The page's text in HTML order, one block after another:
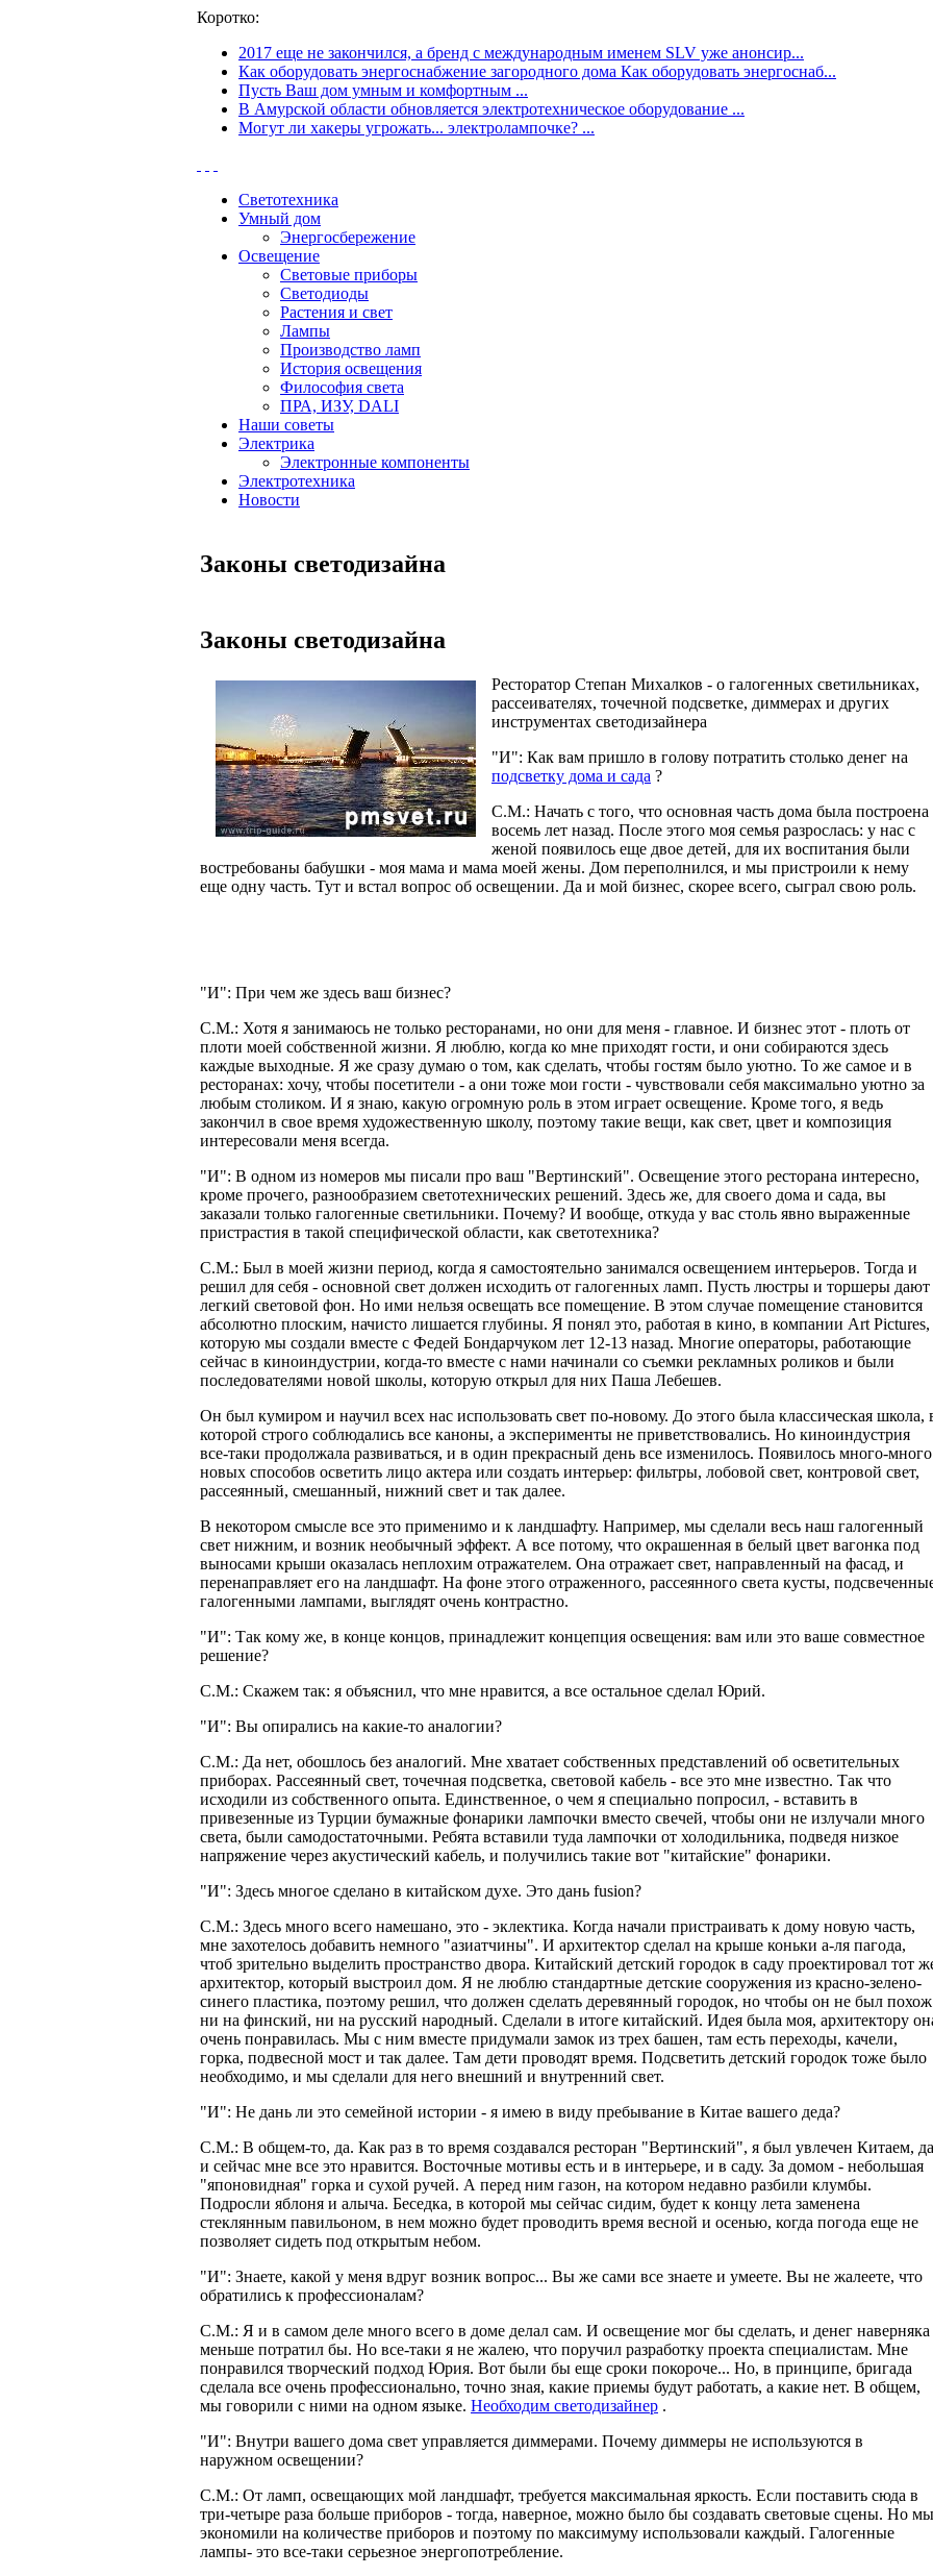
Коротко:
2017 еще не закончился, а бренд с международным именем SLV уже анонсир...
Как оборудовать энергоснабжение загородного дома Как оборудовать энергоснаб...
Пусть Ваш дом умным и комфортным ...
В Амурской области обновляется электротехническое оборудование ...
Могут ли хакеры угрожать... электролампочке? ...
Светотехника
Умный дом
Энергосбережение
Освещение
Световые приборы
Светодиоды
Растения и свет
Лампы
Производство ламп
История освещения
Философия света
ПРА, ИЗУ, DALI
Наши советы
Электрика
Электронные компоненты
Электротехника
Новости
Законы светодизайна
Законы светодизайна
Ресторатор Степан Михалков - о галогенных светильниках,
рассеивателях, точечной подсветке, диммерах и других
инструментах светодизайнера
"И": Как вам пришло в голову потратить столько денег на
подсветку дома и сада ?
С.М.: Начать с того, что основная часть дома была построена
восемь лет назад. После этого моя семья разрослась: у нас с
женой появилось еще двое детей, для их воспитания были
востребованы бабушки - моя мама и мама моей жены. Дом переполнился, и мы пристроили к нему
еще одну часть. Тут и встал вопрос об освещении. Да и мой бизнес, скорее всего, сыграл свою роль.
"И": При чем же здесь ваш бизнес?
С.М.: Хотя я занимаюсь не только ресторанами, но они для меня - главное. И бизнес этот - плоть от
плоти моей собственной жизни. Я люблю, когда ко мне приходят гости, и они собираются здесь
каждые выходные. Я же сразу думаю о том, как сделать, чтобы гостям было уютно. То же самое и в
ресторанах: хочу, чтобы посетители - а они тоже мои гости - чувствовали себя максимально уютно за
любым столиком. И я знаю, какую огромную роль в этом играет освещение. Кроме того, я ведь
закончил в свое время художественную школу, поэтому такие вещи, как свет, цвет и композиция
интересовали меня всегда.
"И": В одном из номеров мы писали про ваш "Вертинский". Освещение этого ресторана интересно,
кроме прочего, разнообразием светотехнических решений. Здесь же, для своего дома и сада, вы
заказали только галогенные светильники. Почему? И вообще, откуда у вас столь явно выраженные
пристрастия в такой специфической области, как светотехника?
С.М.: Был в моей жизни период, когда я самостоятельно занимался освещением интерьеров. Тогда и
решил для себя - основной свет должен исходить от галогенных ламп. Пусть люстры и торшеры дают
легкий световой фон. Но ими нельзя освещать все помещение. В этом случае помещение становится
абсолютно плоским, начисто лишается глубины. Я понял это, работая в кино, в компании Art Pictures,
которую мы создали вместе с Федей Бондарчуком лет 12-13 назад. Многие операторы, работающие
сейчас в киноиндустрии, когда-то вместе с нами начинали со съемки рекламных роликов и были
последователями новой школы, которую открыл для них Паша Лебешев.
Он был кумиром и научил всех нас использовать свет по-новому. До этого была классическая школа,
которой строго соблюдались все каноны, а эксперименты не приветствовались. Но киноиндустрия
все-таки продолжала развиваться, и в один прекрасный день все изменилось. Появилось много-много
новых способов осветить лицо актера или создать интерьер: фильтры, лобовой свет, контровой свет,
рассеянный, смешанный, нижний свет и так далее.
В некотором смысле все это применимо и к ландшафту. Например, мы сделали весь наш галогенный
свет нижним, и возник необычный эффект. А все потому, что окрашенная в белый цвет вагонка под
выносами крыши оказалась неплохим отражателем. Она отражает свет, направленный на фасад, и
перенаправляет его на ландшафт. На фоне этого отраженного, рассеянного света кусты,
галогенными лампами, выглядят очень контрастно.
"И": Так кому же, в конце концов, принадлежит концепция освещения: вам или это ваше совместное
решение?
С.М.: Скажем так: я объяснил, что мне нравится, а все остальное сделал Юрий.
"И": Вы опирались на какие-то аналогии?
С.М.: Да нет, обошлось без аналогий. Мне хватает собственных представлений об осветительных
приборах. Рассеянный свет, точечная подсветка, световой кабель - все это мне известно. Так что
исходили из собственного опыта. Единственное, о чем я специально попросил, - вставить в
привезенные из Турции бумажные фонарики лампочки вместо свечей, чтобы они не излучали много
света, были самодостаточными. Ребята вставили туда лампочки от холодильника, подведя низкое
напряжение через акустический кабель, и получились такие вот "китайские" фонарики.
"И": Здесь многое сделано в китайском духе. Это дань fusion?
С.М.: Здесь много всего намешано, это - эклектика. Когда начали пристраивать к дому новую часть,
мне захотелось добавить немного "азиатчины". И архитектор сделал на крыше коньки а-ля пагода,
чтоб зрительно выделить пространство двора. Китайский детский городок в саду проектировал тот
архитектор, который выстроил дом. Я не люблю стандартные детские сооружения из красно-зелено-
синего пластика, поэтому решил, что должен сделать деревянный городок, но чтобы он не был похож
ни на финский, ни на русский народный. Сделали в итоге китайский. Идея была моя, архитектору
очень понравилась. Мы с ним вместе придумали замок из трех башен, там есть переходы, качели,
горка, подвесной мост и так далее. Там дети проводят время. Подсветить детский городок тоже было
необходимо, и мы сделали для него внешний и внутренний свет.
"И": Не дань ли это семейной истории - я имею в виду пребывание в Китае вашего деда?
С.М.: В общем-то, да. Как раз в то время создавался ресторан "Вертинский", я был увлечен Китаем, да
и сейчас мне все это нравится. Восточные мотивы есть и в интерьере, и в саду. За домом - небольшая
"японовидная" горка и сухой ручей. А перед ним газон, на котором недавно разбили клумбы.
Подросли яблоня и алыча. Беседка, в которой мы сейчас сидим, будет к концу лета заменена
стеклянным павильоном, в нем можно будет проводить время весной и осенью, когда погода еще не
позволяет сидеть под открытым небом.
"И": Знаете, какой у меня вдруг возник вопрос... Вы же сами все знаете и умеете. Вы не жалеете, что
обратились к профессионалам?
С.М.: Я и в самом деле много всего в доме делал сам. И освещение мог бы сделать, и денег наверняка
меньше потратил бы. Но все-таки я не жалею, что поручил разработку проекта специалистам. Мне
понравился творческий подход Юрия. Вот были бы еще сроки покороче... Но, в принципе, бригада
сделала все очень профессионально, точно зная, какие приемы будут работать, а какие нет. В общем,
мы говорили с ними на одном языке. Необходим светодизайнер .
"И": Внутри вашего дома свет управляется диммерами. Почему диммеры не используются в
наружном освещении?
С.М.: От ламп, освещающих мой ландшафт, требуется максимальная яркость. Если поставить сюда в
три-четыре раза больше приборов - тогда, наверное, можно было бы создавать световые сцены. Но мы
экономили на количестве приборов и поэтому по максимуму использовали каждый. Галогенные
лампы- это все-таки серьезное энергопотребление.